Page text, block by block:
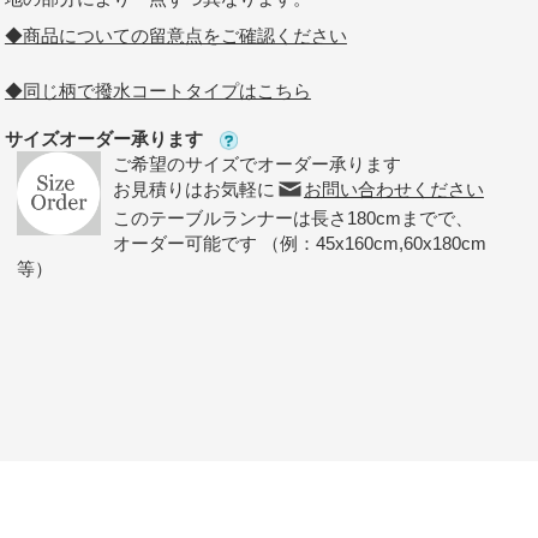
◆商品についての留意点をご確認ください
◆同じ柄で撥水コートタイプはこちら
サイズオーダー承ります
ご希望のサイズでオーダー承ります
お見積りはお気軽に
お問い合わせください
このテーブルランナーは長さ180cmまでで、
オーダー可能です （例：45x160cm,60x180cm
等）